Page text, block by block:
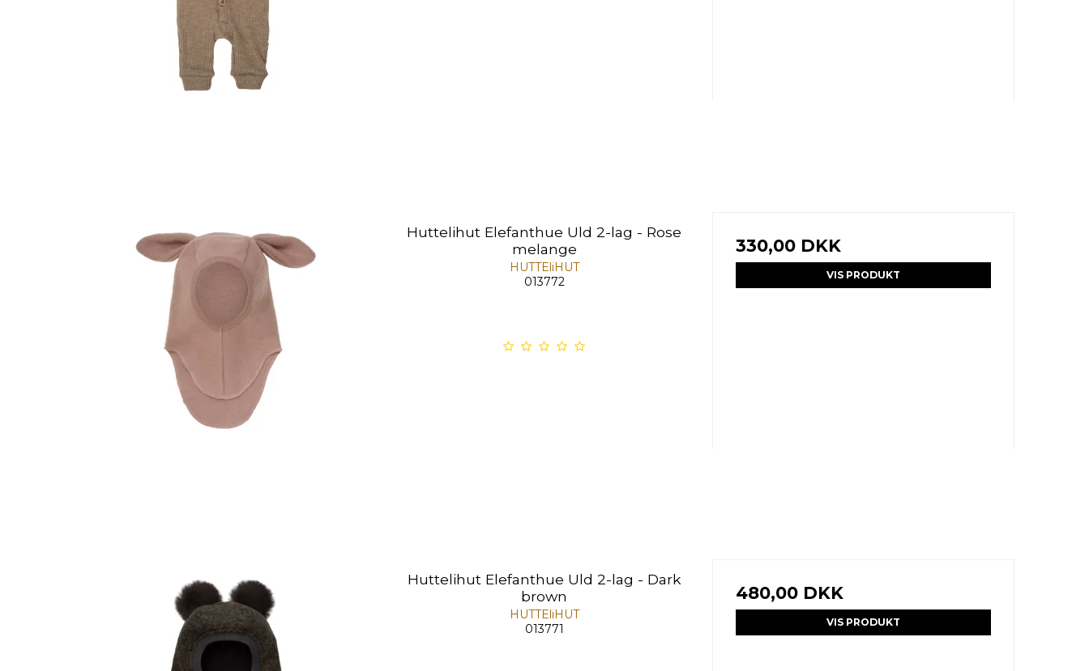
Huttelihut Elefanthue Uld 2-lag - Rose
melange
HUTTEliHUT
013772
330,00 DKK
VIS PRODUKT
Huttelihut Elefanthue Uld 2-lag - Dark
brown
HUTTEliHUT
013771
480,00 DKK
VIS PRODUKT